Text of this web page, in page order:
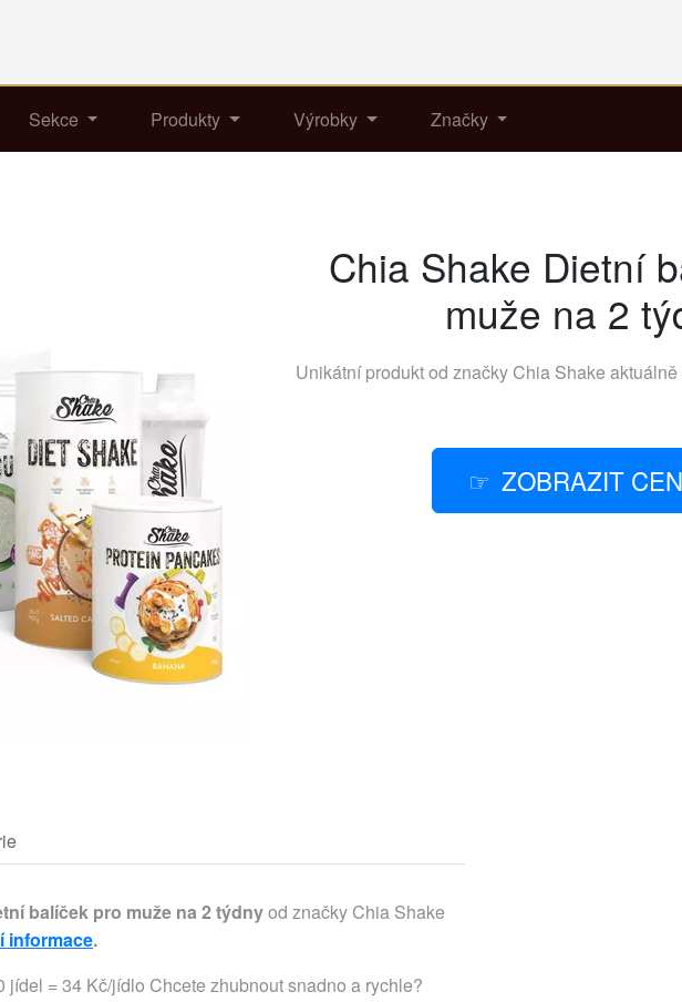
Sekce Produkty Výrobky Značky
Chia Shake Dietní
muže na 2
Unikátní produkt od značky Chia Shake
ZOBRAZIT
balíček pro muže na 2 týdnyod značky Chia Shake
informace.
8 g (2 g), tuky 13 g (4 g), — nasycené 6 g (2 g), vláknina 13 g (4 g), sůl 0,4 g (0,1 g). Vitamíny 100 g (% RHP): A 800 μg (100 %), B1 1,1 mg (100 %), B2 1,4 mg (100 %), B3 16 mg (100 %), B5 6 mg (100 %), B6 1,4 mg (100 %), B12 2,5 μg (100 %), C 80 mg (100 %), D 5 μg (100 %), E 12 mg (100 %), K 75 μg (100 %). Minerály 100 g (% RHP): vápník 581 mg (73 %), draslík 210 mg (11 %), fosfor 300 mg (43 %), biotin 50 μg (100 %), železo 14 mg (100 %), mangan 2 mg (100 %), chróm 40 μg (100 %), měď 1 mg (100 %), jód 150 μg (100 %), kyselina listová 200 μg (100 %), hořčík 375 mg (100 %), zinek 10 mg (100 %), selen 55 μg (100 %). Složení: syrovátkový protein, čekanková vláknina, rýžová mouka, rýžový sirup, rýžový škrob, mletá chia semínka 7 %, pohanková mouka, sušené kokosové mléko,sušená syrovátka, řepkový olej, zahušťovadlo: guarová guma, vitamíny: A, D, E, K, C, B1, B2, B3, B5, B6, B9, B12, H (retinyl acetát, cholekalciferol, D-alfa-tokoferyl acetát, fylochinon, kyselina L-askorbová, thiamin HCL, riboflavin, nikotinamid, D-pantothenát vápenatý, pyridoxin hydrochlorid, kyselina listová, hydroxokobalamin, D-biotin); minerály: Mg, K, Fe, Mn, Se, Zn, Cr, Cu, I (citrát hořečnatý, chlorid draselný, fumarát železnatý, glukonan manganatý, seleničitan sodný, citrát zinečnatý, chlorid chromitý, glukonan měďnatý, jodičnan draselný); sušené mléko, protispékavá látka: fosforečnan vápenatý, aroma, prášek z červené řepy, lyofilizované jahody 0,1 %, sladidlo: steviol-glykosidy, himalájská sůl. Alergeny: mléko. Chia Shake je bezlepková prášková směs superpotravin. Dodržujte postup přípravy. Po smíchání urychleně spotřebujte. Balení po otevření spotřebujte co nejrychleji. Balení pečlivě uzavírejte. Skladujte v suchu, chladu a mimo dosah dětí. Obsahuje bílkoviny rostlinného a živočišného původu. Nepřekračujte denní dávku 200 g sypké směsi. Nezbytnou součástí výživy jsou i běžné pokrmy a potraviny. S vysokým obsahem bílkovin. Chia pudink Nutriční hodnoty 100 g (30 g): energie 1698 kJ (509 kJ), kalorie 406 kcal (122 kcal), bílkoviny 49 g (15 g), sacharidy 8 g (2 g), — cukry 6 g (2 g), tuky 17 g (5 g), — nasycené 8 g (3 g), vláknina 13 g (4 g), sůl 0,4 g (0,1 g). Vitamíny 100 g (% RHP): A 800 μg (100 %), B1 1,1 mg (100 %), B2 1,4 mg (100 %), B3 16 mg (100 %), B5 6 mg (100 %), B6 1,4 mg (100 %), B12 2,5 μg (100 %), C 80 mg (100 %), D 5 μg (100 %), E 12 mg (100 %), K 75 μg (100 %). Minerály 100 g (% RHP): vápník 349 mg (49 %), draslík 524 mg (26 %), fosfor 518 mg (74 %), biotin 50 μg (100 %), železo 14 mg (100 %), mangan 2 mg (100 %), chróm 40 μg (100 %), měď 1 mg (100 %), jód 150 μg (100 %), kyselina listová 200 μg (100 %), hořčík 375 mg (100 %), zinek 10 mg (100 %), selen 55 μg (100 %). Složení: syrovátková bílkovina, chia semínka 15 %, sušené mléko, čekanková vláknina, želatina, vitamíny: A, D, E, K, C, B1, B2, B3, B5, B6, B9, B12, H (retinyl acetát, cholekalciferol, D-alfa-tokoferyl acetát, fylochinon, kyselina L-askorbová, thiamin HCL, riboflavin, nikotinamid, D-pantothenát vápenatý, pyridoxin hydrochlorid, kyselina listová, hydroxokobalamin, D-biotin); minerály: Mg, K, Fe, Mn, Se, Zn, Cr, Cu, I (citrát hořečnatý, chlorid draselný, fumarát železnatý, glukonan manganatý, seleničitan sodný, citrát zinečnatý, chlorid chromitý, glukonan měďnatý, jodičnan draselný); prášek z červené řepy, aromata, protispékavá látka: fosforečnan vápenatý, himalájská sůl, regulátor kyselosti: kyselina citrónová, sladidlo: sukralóza. Alergeny: mléko. Dodržujte postup přípravy. Dodržujte dostatečný pitný režim. Balení po otevření spotřebujte co nejrychleji. Balení pečlivě uzavírejte. Skladujte v suchu, chladu a mimo dosah dětí. Nepřekračujte denní dávku 100 g sypké směsi. Obsahuje bílkoviny rostlinného a živočišného původu. S vysokým obsahem bílkovin. Dietní palačinky Nutriční hodnoty 100 g (30 g): energie 1531 kJ (459 kJ), kalorie 366 kcal (110 kcal), bílkoviny 54 g (16 g), sacharidy 16 g (5 g), — cukry 1 g (0 g), tuky 8 g (2 g), — nasycené 4 g (1 g), vláknina 6 g (2 g), sůl 1,2 g (0,4 g). Vitamíny 100 g (% RHP): A 800 μg (100 %), B1 1,1 mg (100 %), B2 1,4 mg (100 %), B3 16 mg (100 %), B5 6 mg (100 %), B6 1,4 mg (100 %), B12 2,5 μg (100 %), C 80 mg (100 %), D 5 μg (100 %), E 12 mg (100 %), K 75 μg (100 %). Minerály 100 g (% RHP): vápník 581 mg (73 %), draslík 787 mg (39 %), fosfor 300 mg (43 %), biotin 50 μg (100 %), železo 14 mg (100 %), mangan 2 mg (100 %), chróm 40 μg (100 %), měď 1 mg (100 %), jód 150 μg (100 %), kyselina listová 200 μg (100 %), hořčík 375 mg (100 %), zinek 10 mg (100 %), selen 55 μg (100 %). Složení: vaječný bílek, syrovátková bílkovina, rýžová bílkovina, mléčná bílkovina, zahušťovadla: guarová guma, arabská guma; vaječný žloutek, vitamíny: A, D, E, K, C, B1, B2, B3, B5, B6, B9, B12, H (retinyl acetát, cholekalciferol, D-alfa-tokoferyl acetát, fylochinon, kyselina L-askorbová, thiamin HCL, riboflavin, nikotinamid, D-pantothenát vápenatý, pyridoxin hydrochlorid, kyselina listová, hydroxokobalamin, D-biotin); minerály: Mg, K, Fe, Mn, Se, Zn, Cr, Cu, I (citrát hořečnatý, chlorid draselný, fumarát železnatý, glukonan manganatý, seleničitan sodný, citrát zinečnatý, chlorid chromitý, glukonan měďnatý, jodičnan draselný); protispékavá látka: fosforečnan vápenatý, himalájská sůl, aroma, barvivo: beta karoten, kypřící látka: hydrogenuhličitan sodný, sladidlo: steviol-glykosidy. Alergeny: vejce, mléko. Dodržujte postup přípravy. Dodržujte dostatečný pitný režim. Balení po otevření spotřebujte co nejrychleji. Balení pečlivě uzavírejte. Skladujte v